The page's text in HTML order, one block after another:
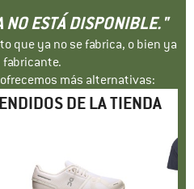
NO ESTÁ DISPONIBLE."
que ya no se fabrica, o bien ya
fabricante.
más alternativas:
DE LA TIENDA